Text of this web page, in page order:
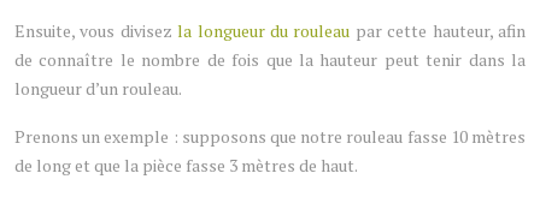
Ensuite, vous divisezla longueur du rouleau par cette hauteur, afin
de connaître le nombre de fois que la hauteur peut tenir dans la
longueur d’un rouleau.
Prenons un exemple : supposons que notre rouleau fasse 10 mètres
de long et que la pièce fasse 3 mètres de haut.